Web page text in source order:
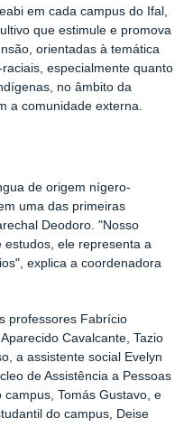
em cada campus do Ifal,
que estimule e promova
orientadas à temática
especialmente quanto
no âmbito da
a comunidade externa.
de origem nígero-
uma das primeiras
Deodoro. "Nosso
ele representa a
explica a coordenadora
professores Fabrício
Cavalcante, Tazio
a assistente social Evelyn
de Assistência a Pessoas
Tomás Gustavo, e
do campus, Deise